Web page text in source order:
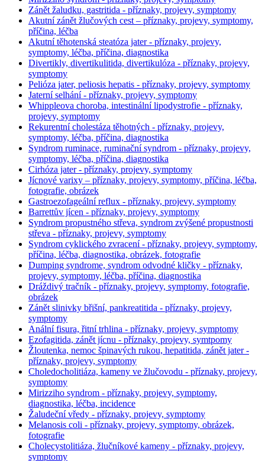
Zánět žaludku, gastritida - příznaky, projevy, symptomy
Akutní zánět žlučových cest – příznaky, projevy, symptomy,
příčina, léčba
Akutní těhotenská steatóza jater - příznaky, projevy,
symptomy, léčba, příčina, diagnostika
Divertikly, divertikulitida, divertikulóza - příznaky, projevy,
symptomy
Pelióza jater, peliosis hepatis - příznaky, projevy, symptomy
Jaterní selhání - příznaky, projevy, symptomy
Whippleova choroba, intestinální lipodystrofie - příznaky,
projevy, symptomy
Rekurentní cholestáza těhotných - příznaky, projevy,
symptomy, léčba, příčina, diagnostika
Syndrom ruminace, ruminační syndrom - příznaky, projevy,
symptomy, léčba, příčina, diagnostika
Cirhóza jater - příznaky, projevy, symptomy
Jícnové varixy – příznaky, projevy, symptomy, příčina, léčba,
fotografie, obrázek
Gastroezofageální reflux - příznaky, projevy, symptomy
Barrettův jícen - příznaky, projevy, symptomy
Syndrom propustného střeva, syndrom zvýšené propustnosti
střeva - příznaky, projevy, symptomy
Syndrom cyklického zvracení - příznaky, projevy, symptomy,
příčina, léčba, diagnostika, obrázek, fotografie
Dumping syndrome, syndrom odvodné kličky - příznaky,
projevy, symptomy, léčba, příčina, diagnostika
Dráždivý tračník - příznaky, projevy, symptomy, fotografie,
obrázek
Zánět slinivky břišní, pankreatitida - příznaky, projevy,
symptomy
Anální fisura, řitní trhlina - příznaky, projevy, symptomy
Ezofagitida, zánět jícnu - příznaky, projevy, symtpomy
Žloutenka, nemoc špinavých rukou, hepatitida, zánět jater -
příznaky, projevy, symptomy
Choledocholitiáza, kameny ve žlučovodu - příznaky, projevy,
symptomy
Mirizziho syndrom - příznaky, projevy, symptomy,
diagnostika, léčba, incidence
Žaludeční vředy - příznaky, projevy, symptomy
Melanosis coli - příznaky, projevy, symptomy, obrázek,
fotografie
Cholecystolitiáza, žlučníkové kameny - příznaky, projevy,
symptomy